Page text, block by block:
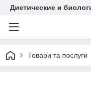
Диетические и
Товари та послуги